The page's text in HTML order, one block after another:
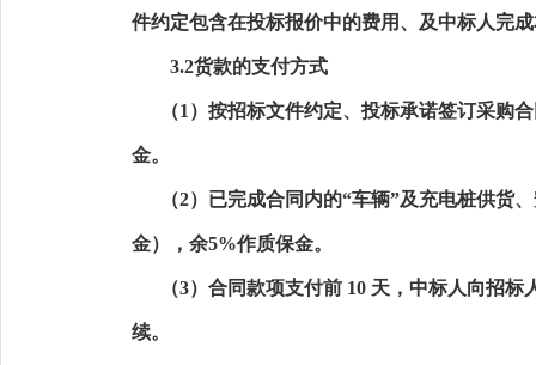
件约定包含在投标报价中的费用、及中标人完
3.2货款的支付方式
（1）按招标文件约定、投标承诺签订采购
金。
（2）已完成合同内的“车辆”及充电桩供货
金），余5%作质保金。
（3）合同款项支付前 10 天，中标人向招
续。